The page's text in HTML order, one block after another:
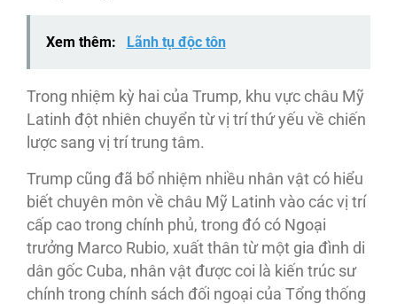
Xem thêm: Lãnh tụ độc tôn
Trong nhiệm kỳ hai của Trump, khu vực châu Mỹ
Latinh đột nhiên chuyển từ vị trí thứ yếu về chiến
lược sang vị trí trung tâm.
Trump cũng đã bổ nhiệm nhiều nhân vật có hiểu
biết chuyên môn về châu Mỹ Latinh vào các vị trí
cấp cao trong chính phủ, trong đó có Ngoại
trưởng Marco Rubio, xuất thân từ một gia đình di
dân gốc Cuba, nhân vật được coi là kiến trúc sư
chính trong chính sách đối ngoại của Tổng thống